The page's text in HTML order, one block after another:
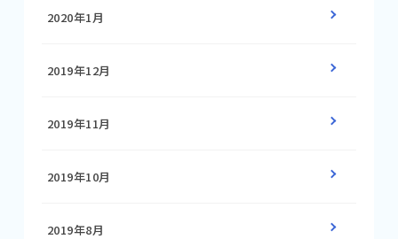
2020年1月
2019年12月
2019年11月
2019年10月
2019年8月